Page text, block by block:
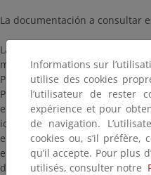
La documentación a consultar
Las alegaciones y
mecanismos establecidos en
Procedimiento
Públicas, dirigidas a la
en la C/ Barroeta Aldamar, I -
identificación: EA0043351),
en este anuncio. En
electrónicos en vigor, puede
Informations sur
utilise des cookies
l’utilisateur de rester
expérience et pour
de navigation.
cookies ou, s’il préfère,
qu’il accepte. Pour plus
utilisés, consulter notre